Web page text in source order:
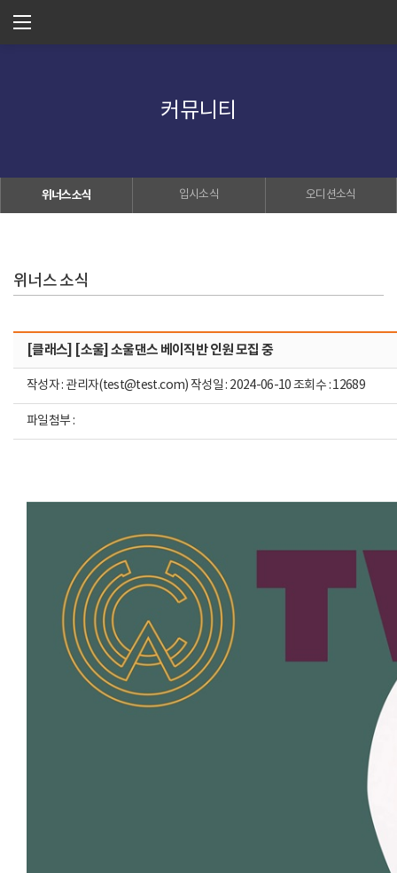
커뮤니티
위너스소식 입시소식 오디션소식
위너스 소식
[클래스] [소울] 소울댄스 베이직반 인원 모집 중
작성자 : 관리자(test@test.com) 작성일 : 2024-06-10 조회수 : 12689
파일첨부 :